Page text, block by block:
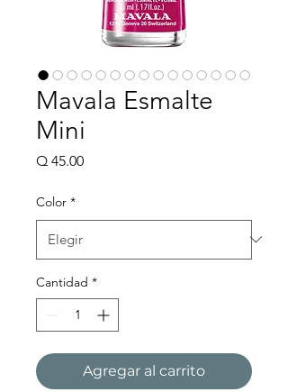
Mavala Esmalte
Mini
Q 45.00Precio
Color *
Cantidad *
Agregar al carrito